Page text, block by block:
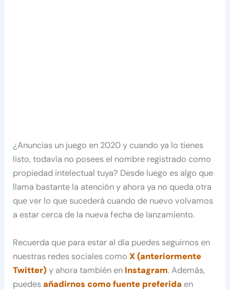
¿Anuncias un juego en 2020 y cuando ya lo tienes
listo, todavía no posees el nombre registrado como
propiedad intelectual tuya? Desde luego es algo que
llama bastante la atención y ahora ya no queda otra
que ver lo que sucederá cuando de nuevo volvamos
a estar cerca de la nueva fecha de lanzamiento.
Recuerda que para estar al día puedes seguirnos en
nuestras redes sociales comoX (anteriormente
Twitter) y ahora también en Instagram. Además,
puedesañadirnos como fuente preferida en